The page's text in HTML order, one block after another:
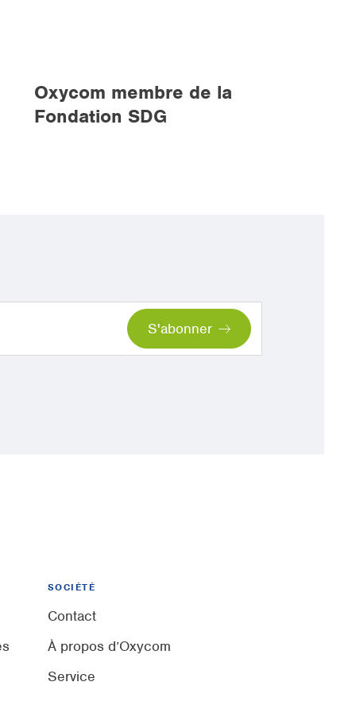
Oxycom membre de la
Fondation SDG
SOCIÉTÉ
Contact
À propos d’Oxycom
Service